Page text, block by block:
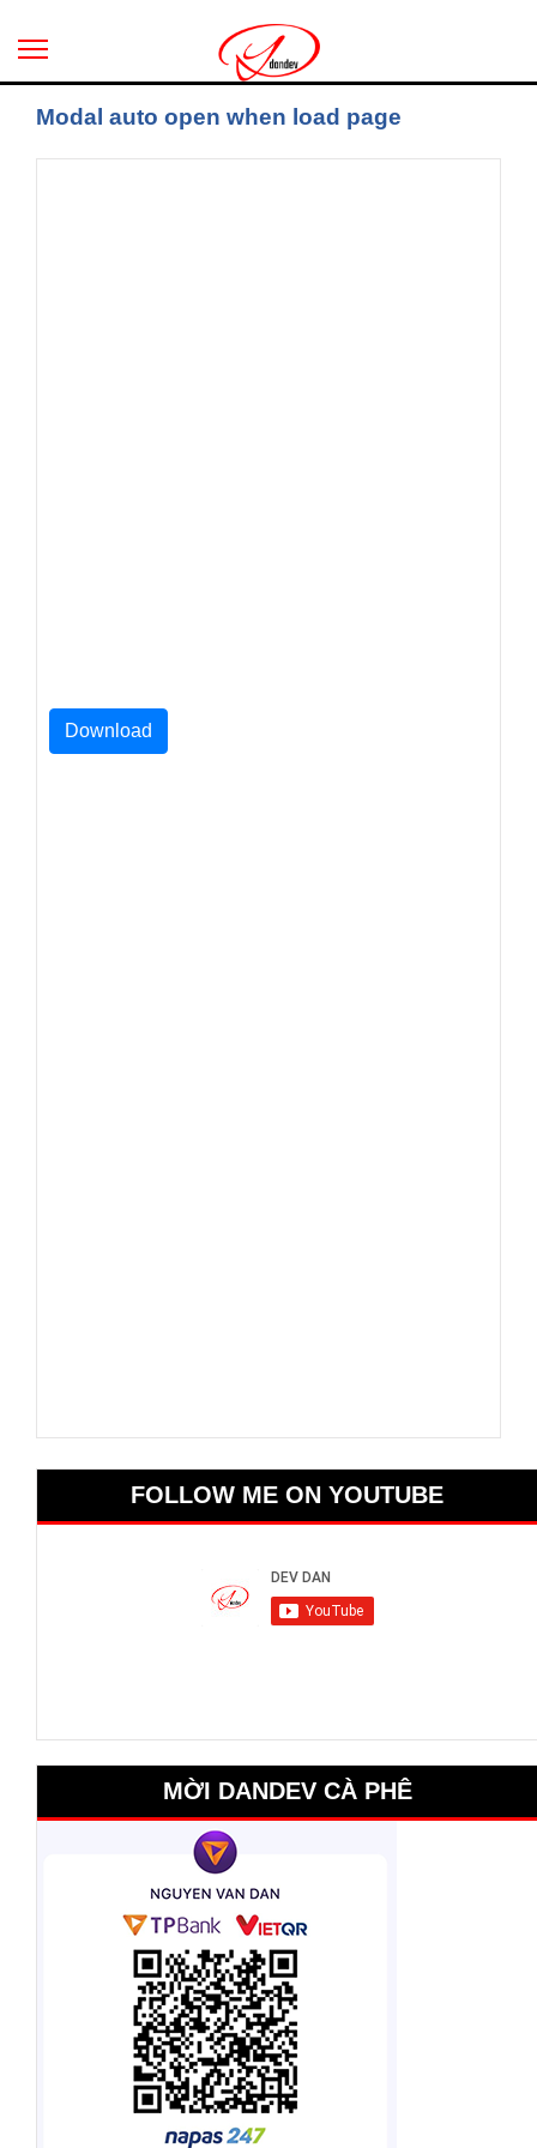
Modal auto open when load page
Download
FOLLOW ME ON YOUTUBE
MỜI DANDEV CÀ PHÊ